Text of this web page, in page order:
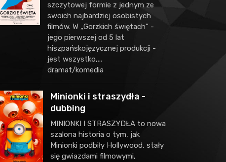
szczytowej formie z jednym ze
swoich najbardziej osobistych
filmów. W „Gorzkich świętach” -
jego pierwszej od 5 lat
hiszpańskojęzycznej produkcji -
jest wszystko,...
dramat/komedia
Minionki i straszydła -
dubbing
MINIONKI I STRASZYDŁA to nowa
szalona historia o tym, jak
Minionki podbiły Hollywood, stały
się gwiazdami filmowymi,